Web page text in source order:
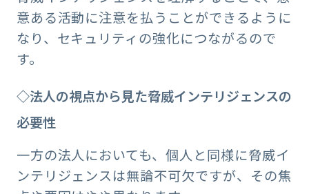
意ある活動に注意を払うことができるように
なり、セキュリティの強化につながるので
す。
◇法人の視点から見た脅威インテリジェンスの
必要性
一方の法人においても、個人と同様に脅威イ
ンテリジェンスは無論不可欠ですが、その焦